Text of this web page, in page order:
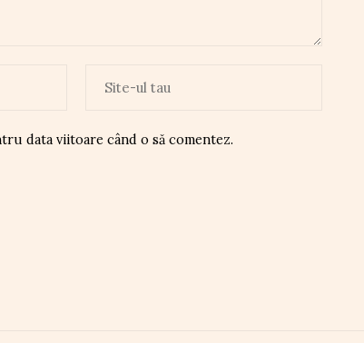
data viitoare când o să comentez.